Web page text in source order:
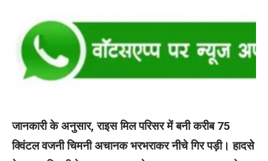
जानकारी के अनुसार, राइस मिल परिसर में बनी करीब 75
क्विंटल वजनी चिमनी अचानक भरभराकर नीचे गिर पड़ी। हादसे